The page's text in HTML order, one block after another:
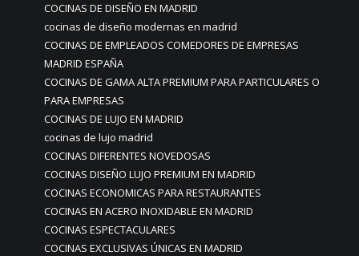
COCINAS DE DISEÑO EN MADRID
cocinas de diseño modernas en madrid
COCINAS DE EMPLEADOS COMEDORES DE EMPRESAS
MADRID ESPAÑA
COCINAS DE GAMA ALTA PREMIUM PARA PARTICULARES O
PARA EMPRESAS
COCINAS DE LUJO EN MADRID
cocinas de lujo madrid
COCINAS DIFERENTES NOVEDOSAS
COCINAS DISEÑO LUJO PREMIUM EN MADRID
COCINAS ECONOMICAS PARA RESTAURANTES
COCINAS EN ACERO INOXIDABLE EN MADRID
COCINAS ESPECTACULARES
COCINAS EXCLUSIVAS ÚNICAS EN MADRID